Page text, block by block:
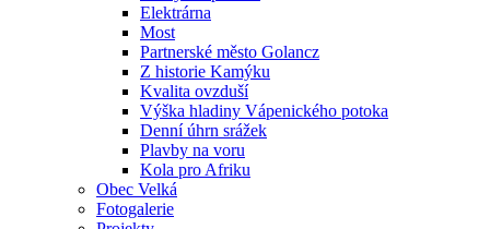
Elektrárna
Most
Partnerské město Golancz
Z historie Kamýku
Kvalita ovzduší
Výška hladiny Vápenického potoka
Denní úhrn srážek
Plavby na voru
Kola pro Afriku
Obec Velká
Fotogalerie